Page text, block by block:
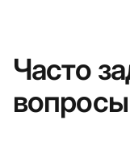
Часто
вопросы